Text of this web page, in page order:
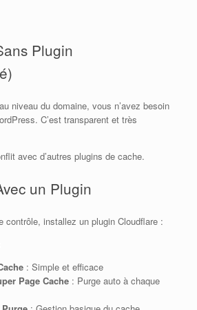
Plugin
niveau du domaine, vous n’avez besoin
C’est transparent et très
avec d’autres plugins de cache.
un Plugin
contrôle, installez un plugin Cloudflare :
: Simple et efficace
Page Cache: Purge auto à chaque